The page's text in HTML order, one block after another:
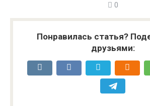
0
Понравилась статья?
друзьями: